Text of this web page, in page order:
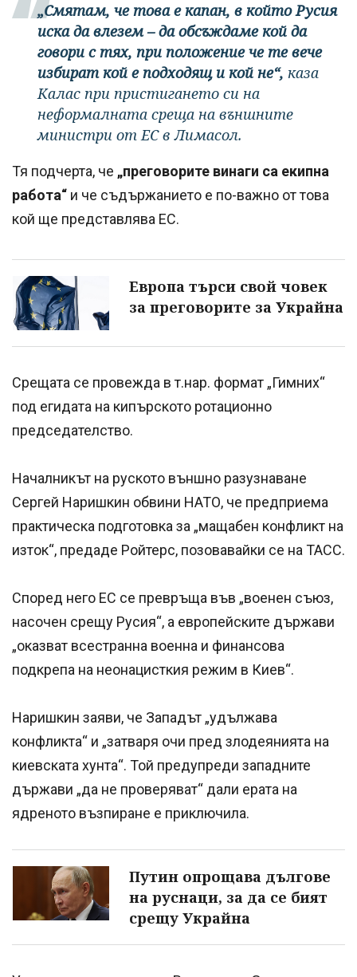
„Смятам, че това е капан, в който Русия
иска да влезем – да обсъждаме кой да
говори с тях, при положение че те вече
избират кой е подходящ и кой не“, каза
Калас при пристигането си на
неформалната среща на външните
министри от ЕС в Лимасол.
Тя подчерта, че „преговорите винаги са екипна
работа“ и че съдържанието е по-важно от това
кой ще представлява ЕС.
Европа търси свой човек
за преговорите за Украйна
Срещата се провежда в т.нар. формат „Гимних“
под егидата на кипърското ротационно
председателство.
Началникът на руското външно разузнаване
Сергей Наришкин обвини НАТО, че предприема
практическа подготовка за „мащабен конфликт на
изток“, предаде Ройтерс, позовавайки се на ТАСС.
Според него ЕС се превръща във „военен съюз,
насочен срещу Русия“, а европейските държави
„оказват всестранна военна и финансова
подкрепа на неонацисткия режим в Киев“.
Наришкин заяви, че Западът „удължава
конфликта“ и „затваря очи пред злодеянията на
киевската хунта“. Той предупреди западните
държави „да не проверяват“ дали ерата на
ядреното възпиране е приключила.
Путин опрощава дългове
на руснаци, за да се бият
срещу Украйна